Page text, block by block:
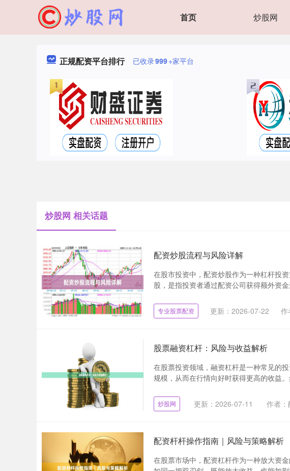
首页 炒股网
正规配资平台排行 已收录999+家平台
炒股网 相关话题
配资炒股流程与风险详解
在股市投资中，配资炒股作为一种杠杆投
股，是指投资者通过配资公司获得额外资
专业股票配资 更新：2026-07-22 作
股票融资杠杆：风险与收益解析
在股票投资领域，融资杠杆是一种常见的
规模，从而在行情向好时获得更高的收益
炒股网 更新：2026-07-11 作者
配资杆杆操作指南｜风险与策略解析
在股票市场中，配资杠杆作为一种放大资